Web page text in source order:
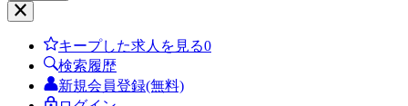
キープした求人を見る0
検索履歴
新規会員登録(無料)